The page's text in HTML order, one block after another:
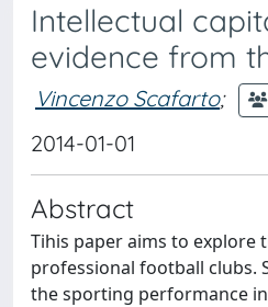
Intellectual
evidence from
Vincenzo Scafarto;
2014-01-01
Abstract
Tihis paper aims to
professional football clubs.
the sporting performance